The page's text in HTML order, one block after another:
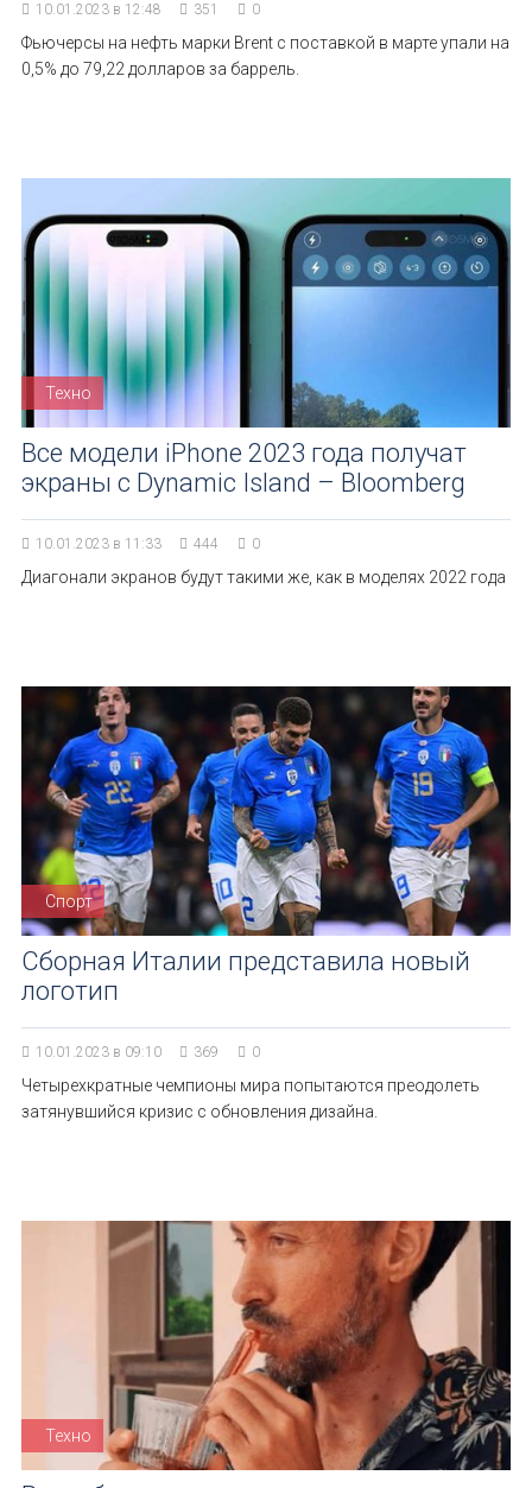
10.01.2023 в 12:48 351 0
Фьючерсы на нефть марки Brent с поставкой в марте упали на
0,5% до 79,22 долларов за баррель.
Техно
Все модели iPhone 2023 года получат
экраны с Dynamic Island – Bloomberg
10.01.2023 в 11:33 444 0
Диагонали экранов будут такими же, как в моделях 2022 года
Спорт
Сборная Италии представила новый
логотип
10.01.2023 в 09:10 369 0
Четырехкратные чемпионы мира попытаются преодолеть
затянувшийся кризис с обновления дизайна.
Техно